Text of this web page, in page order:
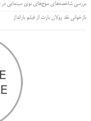
بررسی شاخصه‌های موج‌های نوی سینمایی در سینمای
بازخوانی نقد رولان بارت از فیلم بارانداز